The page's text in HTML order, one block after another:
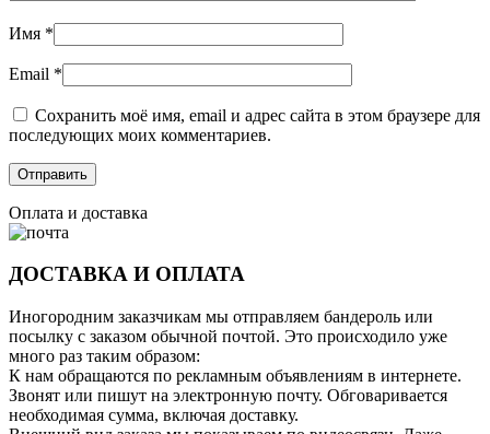
Имя *
Email *
Сохранить моё имя, email и адрес сайта в этом браузере для
последующих моих комментариев.
Оплата и доставка
ДОСТАВКА И ОПЛАТА
Иногородним заказчикам мы отправляем бандероль или
посылку с заказом обычной почтой. Это происходило уже
много раз таким образом:
К нам обращаются по рекламным объявлениям в интернете.
Звонят или пишут на электронную почту. Обговаривается
необходимая сумма, включая доставку.